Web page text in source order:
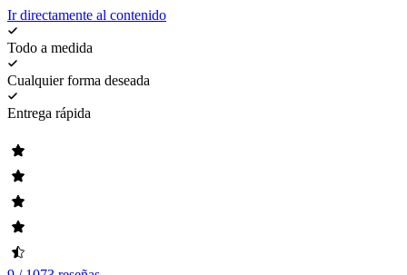
Ir directamente al contenido
Todo a medida
Cualquier forma deseada
Entrega rápida